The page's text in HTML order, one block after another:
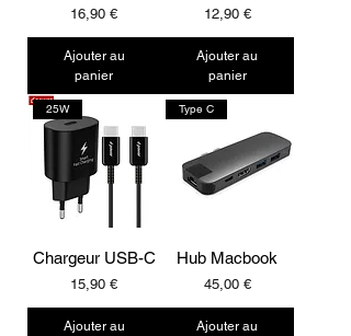
Prix
16,90 €
Ajouter au
panier
Prix
12,90 €
Ajouter au
panier
25W
Chargeur USB-C
Prix
15,90 €
Ajouter au
Type C
Hub Macbook
Prix
45,00 €
Ajouter au